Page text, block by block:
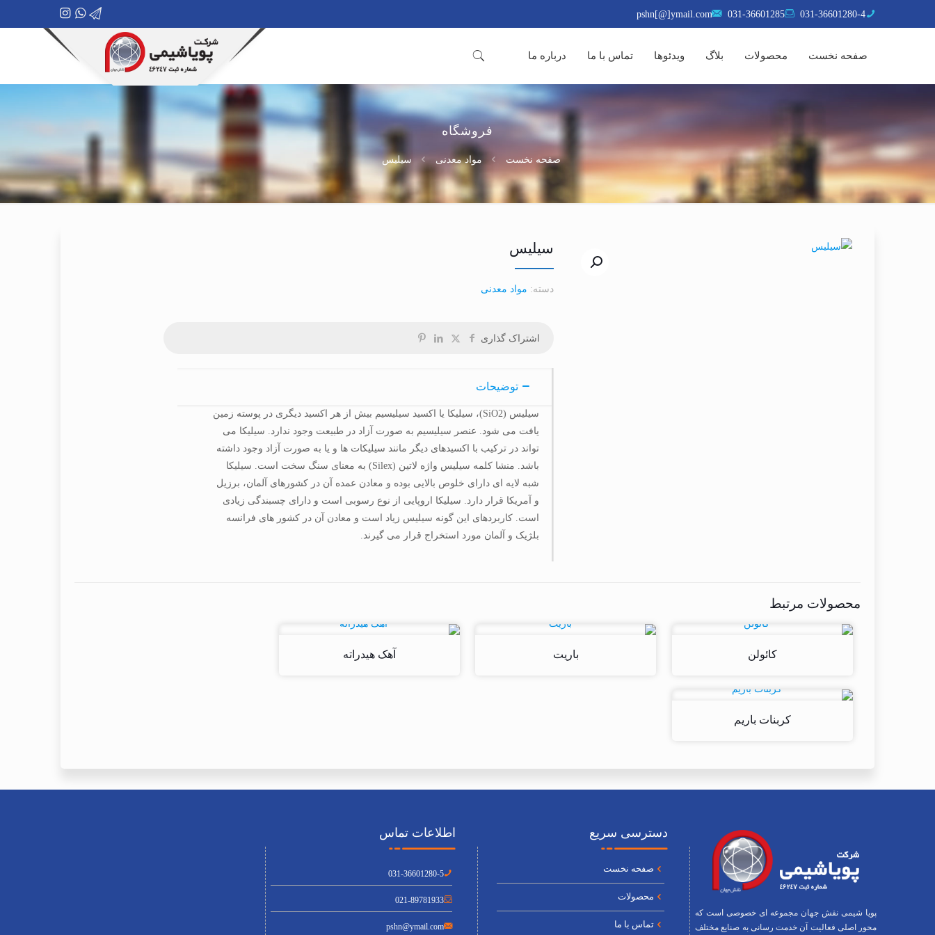
031-36601280-4
031-36601285
pshn[@]ymail.com
صفحه نخست محصولات بلاگ ویدئوها تماس با ما درباره ما
فروشگاه
صفحه نخست مواد معدنی سیلیس
سیلیس
دسته: مواد معدنی
اشتراک گذاری
توضیحات
سیلیس (SiO2)، سیلیکا یا اکسید سیلیسیم بیش از هر اکسید دیگری در پوسته زمین
یافت می شود. عنصر سیلیسیم به صورت آزاد در طبیعت وجود ندارد. سیلیکا می
تواند در ترکیب با اکسیدهای دیگر مانند سیلیکات ها و یا به صورت آزاد وجود داشته
باشد. منشا کلمه سیلیس واژه لاتین (Silex) به معنای سنگ سخت است. سیلیکا
شبه لایه ای دارای خلوص بالایی بوده و معادن عمده آن در کشورهای آلمان، برزیل
و آمریکا قرار دارد. سیلیکا اروپایی از نوع رسوبی است و دارای چسبندگی زیادی
است. کاربردهای این گونه سیلیس زیاد است و معادن آن در کشور های فرانسه
بلژیک و آلمان مورد استخراج قرار می گیرند.
محصولات مرتبط
کائولن باریت آهک هیدراته
کربنات باریم
پویا شیمی نقش جهان مجموعه ای خصوصی است که
محور اصلی فعالیت آن خدمت رسانی به صنایع مختلف
دسترسی سریع
صفحه نخست
محصولات
تماس با ما
اطلاعات تماس
031-36601280-5
021-89781933
pshn@ymail.com